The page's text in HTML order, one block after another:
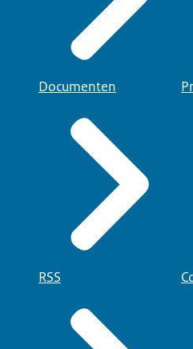
Documenten
RSS